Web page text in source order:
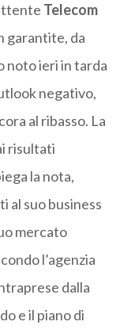
Telecom
garantite, da
noto ieri in tarda
negativo,
al ribasso. La
risultati
la nota,
al suo business
mercato
l’agenzia
dalla
e il piano di